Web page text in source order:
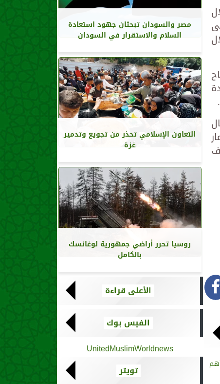
مصر والسودان تبحثان جهود استعادة
السلام والاستقرار في السودان
التعاون الإسلامي تحذر من تجويع وتدمير
غزة
روسيا تحرر أراضي جمهورية لوغانسك
بالكامل
الأعلى قراءة
الفيس بوك
UnitedMuslimWorldnews
تويتر